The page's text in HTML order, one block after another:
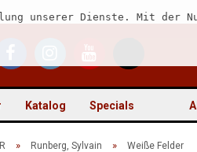
unserer Dienste. Mit
Katalog Specials
» Runberg, Sylvain » Weiße Felder